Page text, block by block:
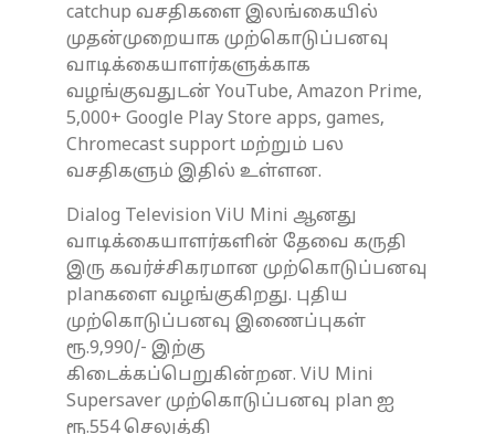
catchup வசதிகளை இலங்கையில்
முதன்முறையாக முற்கொடுப்பனவு
வாடிக்கையாளர்களுக்காக
வழங்குவதுடன் YouTube, Amazon Prime,
5,000+ Google Play Store apps, games,
Chromecast support மற்றும் பல
வசதிகளும் இதில் உள்ளன.
Dialog Television ViU Mini ஆனது
வாடிக்கையாளர்களின் தேவை கருதி
இரு கவர்ச்சிகரமான முற்கொடுப்பனவு
planகளை வழங்குகிறது. புதிய
முற்கொடுப்பனவு இணைப்புகள்
ரூ.9,990/- இற்கு
கிடைக்கப்பெறுகின்றன. ViU Mini
Supersaver முற்கொடுப்பனவு plan ஐ
ரூ.554 செலுத்தி